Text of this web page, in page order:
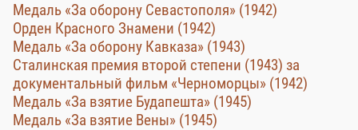
Медаль «За оборону Севастополя» (1942)
Орден Красного Знамени (1942)
Медаль «За оборону Кавказа» (1943)
Сталинская премия второй степени (1943) за
документальный фильм «Черноморцы» (1942)
Медаль «За взятие Будапешта» (1945)
Медаль «За взятие Вены» (1945)